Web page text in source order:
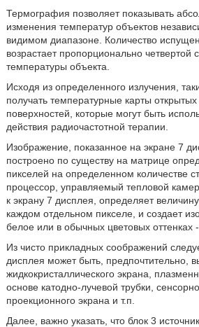
Термография позволяет показывать
изменения температур объектов
видимом диапазоне. Количество
возрастает пропорционально четвертой
температуры объекта.
Исходя из определенного излучения,
получать температурные карты
поверхностей, которые могут быть
действия радиочастотной терапии.
Изображение, показанное на экране 7
построено по существу на матрице
пикселей на определенном количестве
процессор, управляемый тепловой
к экрану 7 дисплея, определяет
каждом отдельном пикселе, и создает
белое или в обычных цветовых оттенках
Из чисто прикладных соображений
дисплея может быть, предпочтительно,
жидкокристаллического экрана,
основе катодно-лучевой трубки,
проекционного экрана и т.п.
Далее, важно указать, что блок 3